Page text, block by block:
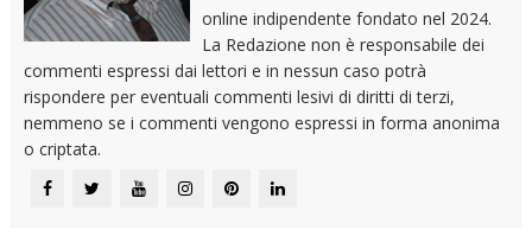
online indipendente fondato nel 2024.
La Redazione non è responsabile dei
commenti espressi dai lettori e in nessun caso potrà
rispondere per eventuali commenti lesivi di diritti di terzi,
nemmeno se i commenti vengono espressi in forma anonima
o criptata.